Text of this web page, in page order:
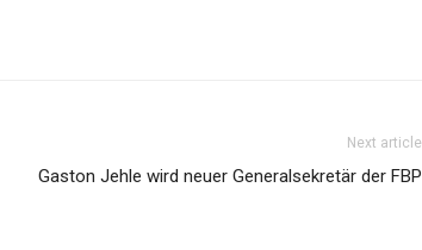
Next article
Gaston Jehle wird neuer Generalsekretär der FBP